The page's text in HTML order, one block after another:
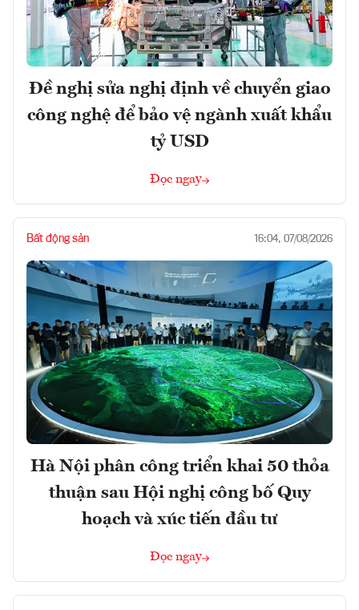
Đề nghị sửa nghị định về chuyển giao
công nghệ để bảo vệ ngành xuất khẩu
tỷ USD
Đọc ngay
Bất động sản 16:04, 07/08/2026
Hà Nội phân công triển khai 50 thỏa
thuận sau Hội nghị công bố Quy
hoạch và xúc tiến đầu tư
Đọc ngay